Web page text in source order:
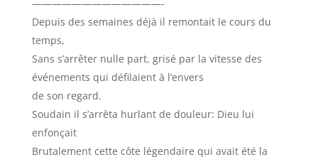
—————————————-
Depuis des semaines déjà il remontait le cours du
temps,
Sans s’arrêter nulle part, grisé par la vitesse des
événements qui défilaient à l’envers
de son regard.
Soudain il s’arrêta hurlant de douleur: Dieu lui
enfonçait
Brutalement cette côte légendaire qui avait été la